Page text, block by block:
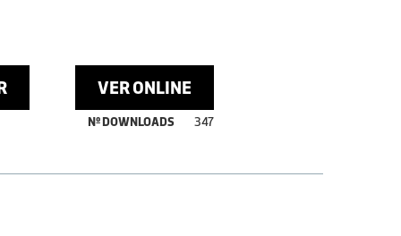
VER ONLINE
Nº DOWNLOADS 347